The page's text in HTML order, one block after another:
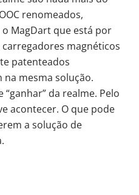
renomeados,
MagDart que está por
magnéticos
patenteados
na mesma solução.
“ganhar” da realme. Pelo
acontecer. O que pode
a solução de